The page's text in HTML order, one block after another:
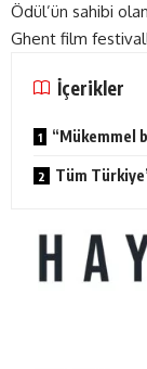
Ödül’ün sahibi olan
Ghent film
İçerikler
“Mükemmel
Tüm